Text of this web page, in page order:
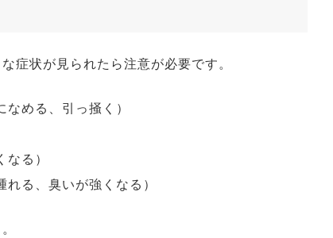
症状が見られたら注意が必要です。
なめる、引っ掻く）
なる）
れる、臭いが強くなる）